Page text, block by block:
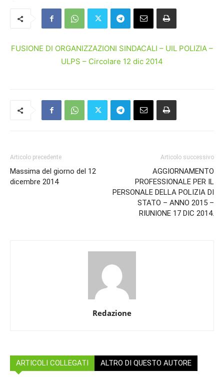
FUSIONE DI ORGANIZZAZIONI SINDACALI – UIL POLIZIA –
ULPS – Circolare 12 dic 2014
Articolo precedente
Massima del giorno del 12
dicembre 2014
Articolo successivo
AGGIORNAMENTO
PROFESSIONALE PER IL
PERSONALE DELLA POLIZIA DI
STATO – ANNO 2015 –
RIUNIONE 17 DIC 2014.
Redazione
ARTICOLI COLLEGATI ALTRO DI QUESTO AUTORE